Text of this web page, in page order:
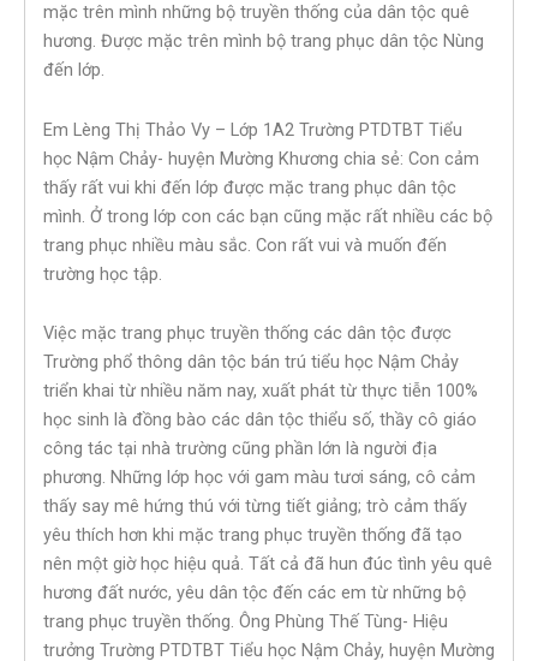
mặc trên mình những bộ truyền thống của dân tộc quê
hương. Được mặc trên mình bộ trang phục dân tộc Nùng
đến lớp.
Em Lèng Thị Thảo Vy – Lớp 1A2 Trường PTDTBT Tiểu
học Nậm Chảy- huyện Mường Khương chia sẻ: Con cảm
thấy rất vui khi đến lớp được mặc trang phục dân tộc
mình. Ở trong lớp con các bạn cũng mặc rất nhiều các bộ
trang phục nhiều màu sắc. Con rất vui và muốn đến
trường học tập.
Việc mặc trang phục truyền thống các dân tộc được
Trường phổ thông dân tộc bán trú tiểu học Nậm Chảy
triển khai từ nhiều năm nay, xuất phát từ thực tiễn 100%
học sinh là đồng bào các dân tộc thiểu số, thầy cô giáo
công tác tại nhà trường cũng phần lớn là người địa
phương. Những lớp học với gam màu tươi sáng, cô cảm
thấy say mê hứng thú với từng tiết giảng; trò cảm thấy
yêu thích hơn khi mặc trang phục truyền thống đã tạo
nên một giờ học hiệu quả. Tất cả đã hun đúc tình yêu quê
hương đất nước, yêu dân tộc đến các em từ những bộ
trang phục truyền thống. Ông Phùng Thế Tùng- Hiệu
trưởng Trường PTDTBT Tiểu học Nậm Chảy, huyện Mường